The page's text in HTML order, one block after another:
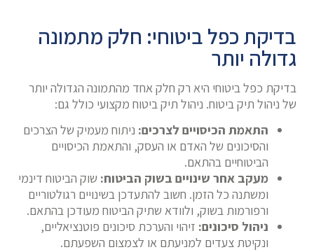
בדיקת כפל ביטוחי: חלק מתמונה
גדולה יותר
בדיקת כפל ביטוחי היא רק חלק אחד מהתמונה הגדולה יותר
של ניהול תיק ביטוח. ניהול תיק ביטוח מקצועי כולל גם:
התאמת הכיסויים לצרכים: ניתוח מעמיק של הצרכים
והסיכונים של האדם או העסק, והתאמת הכיסויים
הביטוחיים בהתאם.
מעקב אחר שינויים בשוק הביטוח: שוק הביטוח דינמי
ומשתנה כל הזמן. חשוב להתעדכן בשינויים רגולטוריים
ורפורמות בשוק, ולוודא שתיק הביטוח מעודכן בהתאם.
ניהול סיכונים: זיהוי והערכת סיכונים פוטנציאליים,
ונקיטת צעדים למניעתם או לצמצום השפעתם.